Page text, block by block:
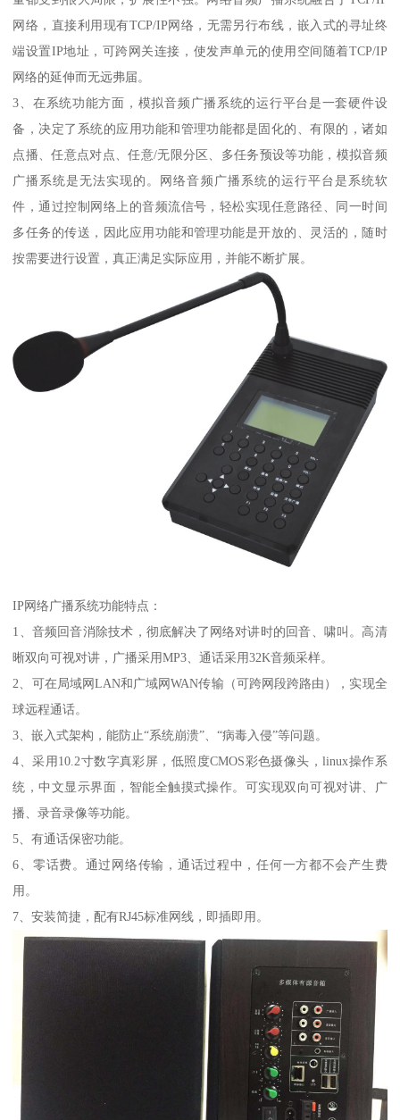
网络，直接利用现有TCP/IP网络，无需另行布线，嵌入式的寻址终
端设置IP地址，可跨网关连接，使发声单元的使用空间随着TCP/IP
网络的延伸而无远弗届。
3、在系统功能方面，模拟音频广播系统的运行平台是一套硬件设
备，决定了系统的应用功能和管理功能都是固化的、有限的，诸如
点播、任意点对点、任意/无限分区、多任务预设等功能，模拟音频
广播系统是无法实现的。网络音频广播系统的运行平台是系统软
件，通过控制网络上的音频流信号，轻松实现任意路径、同一时间
多任务的传送，因此应用功能和管理功能是开放的、灵活的，随时
按需要进行设置，真正满足实际应用，并能不断扩展。
IP网络广播系统功能特点：
1、音频回音消除技术，彻底解决了网络对讲时的回音、啸叫。高清
晰双向可视对讲，广播采用MP3、通话采用32K音频采样。
2、可在局域网LAN和广域网WAN传输（可跨网段跨路由），实现全
球远程通话。
3、嵌入式架构，能防止“系统崩溃”、“病毒入侵”等问题。
4、采用10.2寸数字真彩屏，低照度CMOS彩色摄像头，linux操作系
统，中文显示界面，智能全触摸式操作。可实现双向可视对讲、广
播、录音录像等功能。
5、有通话保密功能。
6、零话费。通过网络传输，通话过程中，任何一方都不会产生费
用。
7、安装简捷，配有RJ45标准网线，即插即用。